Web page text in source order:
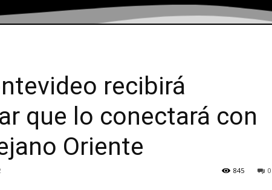
recibirá
que lo conectará con
Oriente
0
845